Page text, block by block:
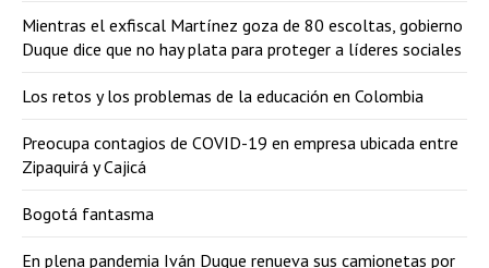
Mientras el exfiscal Martínez goza de 80 escoltas, gobierno
Duque dice que no hay plata para proteger a líderes sociales
Los retos y los problemas de la educación en Colombia
Preocupa contagios de COVID-19 en empresa ubicada entre
Zipaquirá y Cajicá
Bogotá fantasma
En plena pandemia Iván Duque renueva sus camionetas por